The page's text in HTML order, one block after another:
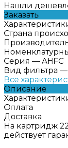
Нашли
Заказать
Страна
Серия — AHFC
Вид фильтра —
Все
Описание
Оплата
Доставка
На картридж
действует